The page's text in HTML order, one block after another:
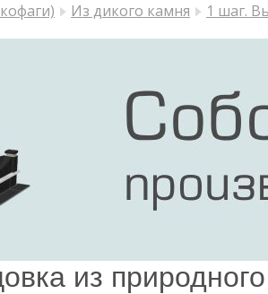
Из дикого камня 1 шаг.
из